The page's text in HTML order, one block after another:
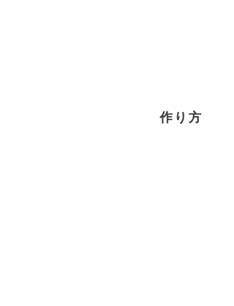
作り方